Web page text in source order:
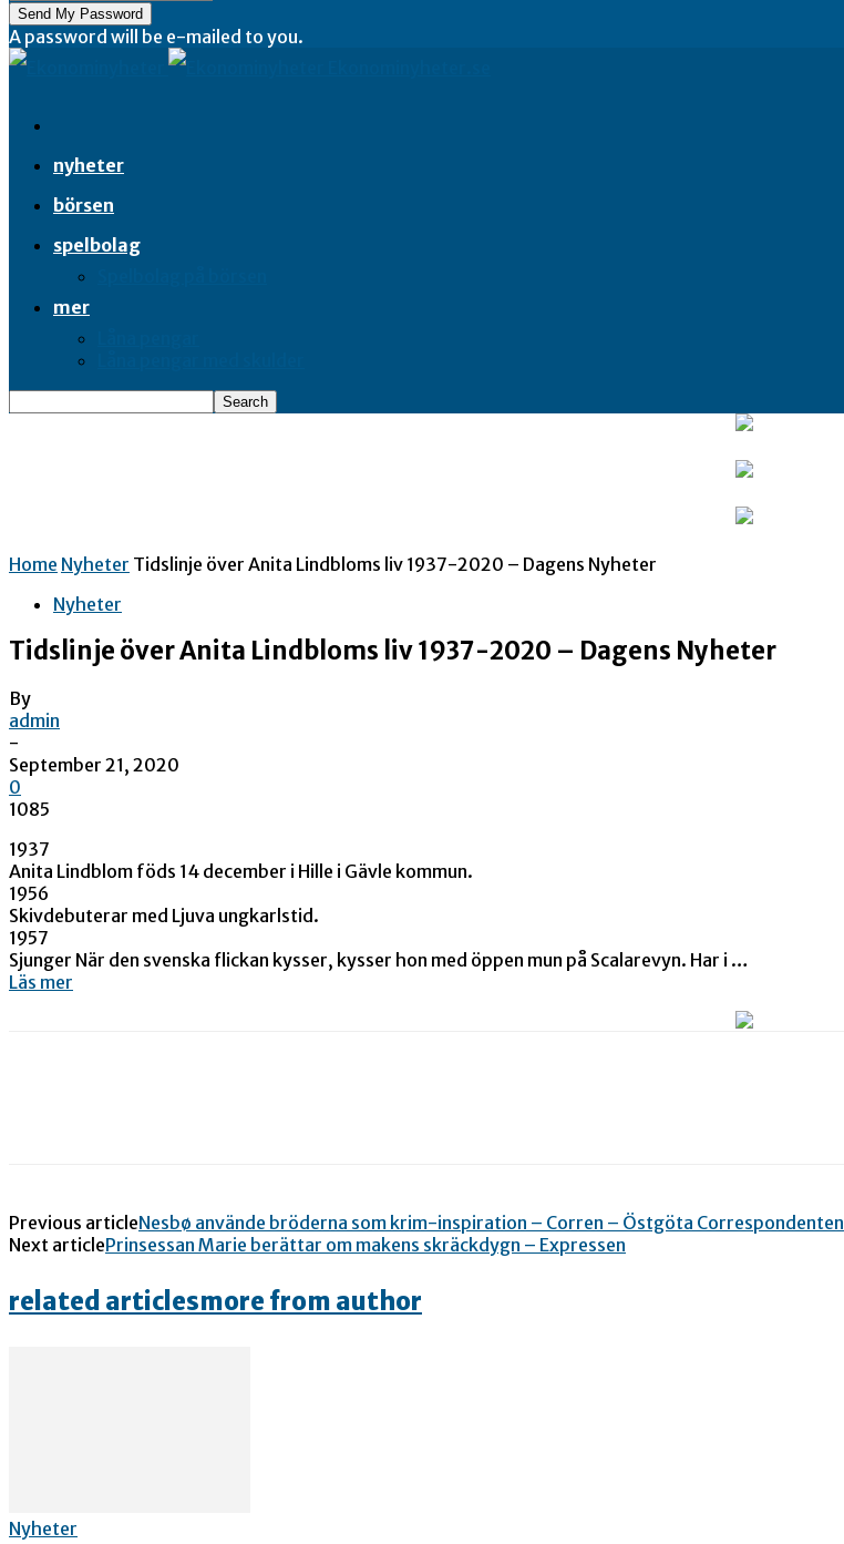
A password will be e-mailed to you.
nyheter
börsen
spelbolag
mer
Home Nyheter Tidslinje över Anita Lindbloms liv 1937-2020 – Dagens Nyheter
Nyheter
Tidslinje över Anita Lindbloms liv 1937-2020 – Dagens Nyheter
By
admin
-
September 21, 2020
0
1085
1937
Anita Lindblom föds 14 december i Hille i Gävle kommun.
1956
Skivdebuterar med Ljuva ungkarlstid.
1957
Sjunger När den svenska flickan kysser, kysser hon med öppen mun på Scalarevyn. Har i …
Läs mer
Previous articleNesbø använde bröderna som krim-inspiration – Corren – Östgöta Correspondenten
Next articlePrinsessan Marie berättar om makens skräckdygn – Expressen
related articlesmore from author
Nyheter